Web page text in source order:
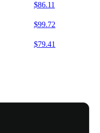
$86.11
$99.72
$79.41